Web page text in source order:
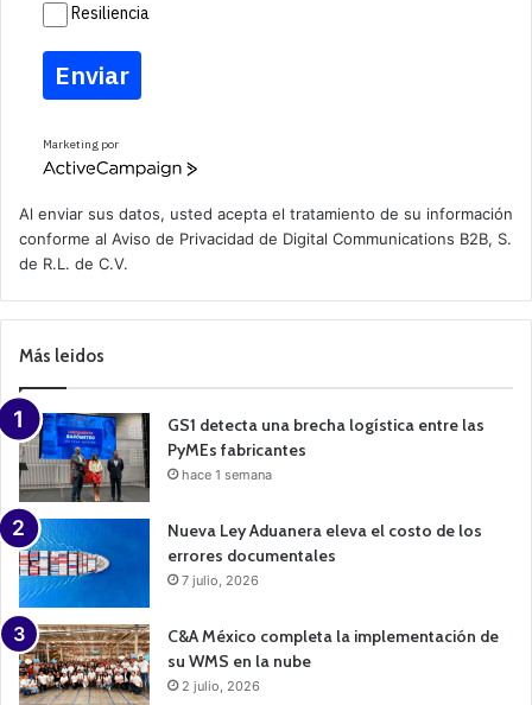
Resiliencia
Enviar
Marketing por
A
v
e
a
m
a
n
Al enviar sus datos, usted acepta el tratamiento de su información
conforme al Aviso de Privacidad de Digital Communications B2B, S.
de R.L. de C.V.
Más leidos
GS1 detecta una brecha logística entre las
PyMEs fabricantes
hace 1 semana
Nueva Ley Aduanera eleva el costo de los
errores documentales
7 julio, 2026
C&A México completa la implementación de
su WMS en la nube
2 julio, 2026